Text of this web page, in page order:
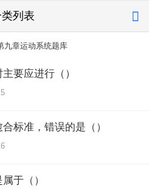
列表 
九章运动系统题库
要应进行（）
标准，错误的是（）
于（）